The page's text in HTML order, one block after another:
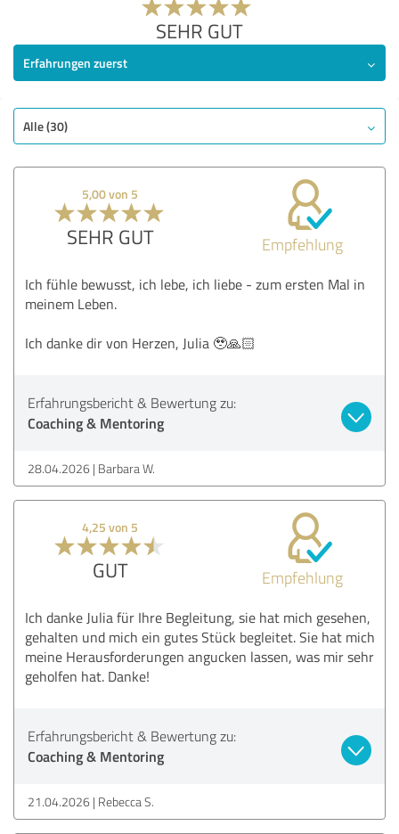
SEHR GUT
Erfahrungen zuerst
Alle (30)
5,00 von 5
SEHR GUT Empfehlung
Ich fühle bewusst, ich lebe, ich liebe - zum ersten Mal in
meinem Leben.
Ich danke dir von Herzen, Julia 🥹🙏🏻
Erfahrungsbericht & Bewertung zu:
Coaching & Mentoring
28.04.2026 Barbara W.
4,25 von 5
GUT Empfehlung
Ich danke Julia für Ihre Begleitung, sie hat mich gesehen,
gehalten und mich ein gutes Stück begleitet. Sie hat mich
meine Herausforderungen angucken lassen, was mir sehr
geholfen hat. Danke!
Erfahrungsbericht & Bewertung zu:
Coaching & Mentoring
21.04.2026 Rebecca S.